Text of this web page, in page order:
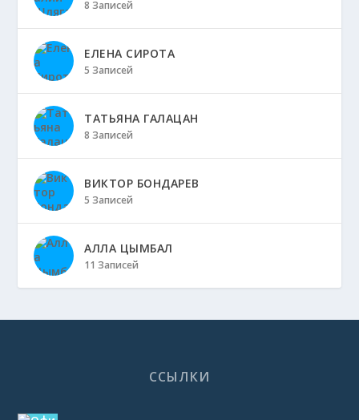
8 Записей
ЕЛЕНА СИРОТА
5 Записей
ТАТЬЯНА ГАЛАЦАН
8 Записей
ВИКТОР БОНДАРЕВ
5 Записей
АЛЛА ЦЫМБАЛ
11 Записей
ССЫЛКИ